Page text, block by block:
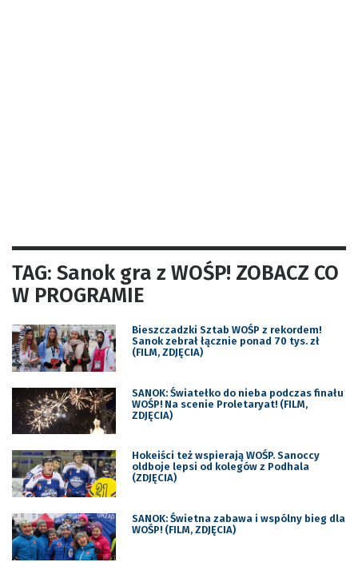
TAG: Sanok gra z WOŚP! ZOBACZ CO
W PROGRAMIE
Bieszczadzki Sztab WOŚP z rekordem!
Sanok zebrał łącznie ponad 70 tys. zł
(FILM, ZDJĘCIA)
SANOK: Światełko do nieba podczas finału
WOŚP! Na scenie Proletaryat! (FILM,
ZDJĘCIA)
Hokeiści też wspierają WOŚP. Sanoccy
oldboje lepsi od kolegów z Podhala
(ZDJĘCIA)
SANOK: Świetna zabawa i wspólny bieg dla
WOŚP! (FILM, ZDJĘCIA)